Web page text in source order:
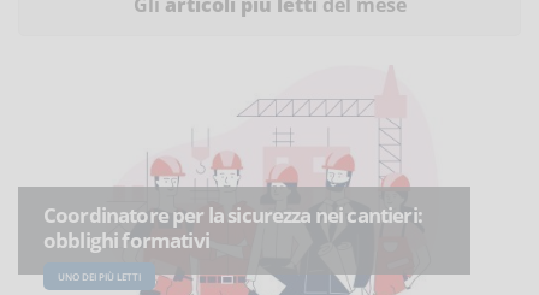
Coordinatore per la sicurezza nei cantieri:
obblighi formativi
UNO DEI PIÙ LETTI